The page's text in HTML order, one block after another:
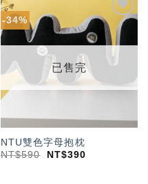
-34%
加入
「願
望輕
已售完
NTU雙色字母抱枕
NT$590 NT$390